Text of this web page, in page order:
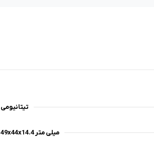
تیتانیومی
49x44x14.4 میلی متر